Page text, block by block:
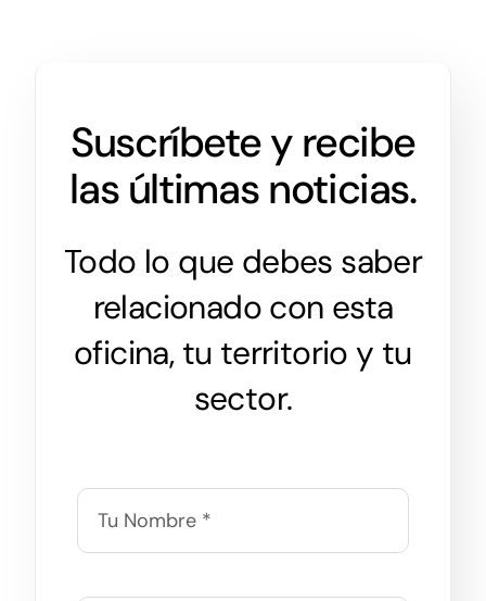
Suscríbete y recibe
las últimas noticias.
Todo lo que debes saber
relacionado con esta
oficina, tu territorio y tu
sector.